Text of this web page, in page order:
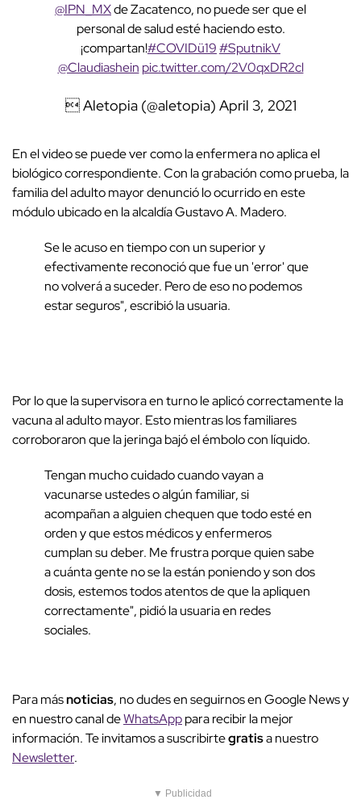
@IPN_MXde Zacatenco, no puede ser que el
personal de salud esté haciendo esto.
¡compartan!#COVIDü19#SputnikV
@Claudiashein pic.twitter.com/2V0qxDR2cl
 Aletopia (@aletopia) April 3, 2021
En el video se puede ver como la enfermera no aplica el
biológico correspondiente. Con la grabación como prueba, la
familia del adulto mayor denunció lo ocurrido en este
módulo ubicado en la alcaldía Gustavo A. Madero.
Se le acuso en tiempo con un superior y
efectivamente reconoció que fue un 'error' que
no volverá a suceder. Pero de eso no podemos
estar seguros", escribió la usuaria.
Por lo que la supervisora en turno le aplicó correctamente la
vacuna al adulto mayor. Esto mientras los familiares
corroboraron que la jeringa bajó el émbolo con líquido.
Tengan mucho cuidado cuando vayan a
vacunarse ustedes o algún familiar, si
acompañan a alguien chequen que todo esté en
orden y que estos médicos y enfermeros
cumplan su deber. Me frustra porque quien sabe
a cuánta gente no se la están poniendo y son dos
dosis, estemos todos atentos de que la apliquen
correctamente", pidió la usuaria en redes
sociales.
Para másnoticias, no dudes en seguirnos en Google News y
en nuestro canal deWhatsApppara recibir la mejor
información. Te invitamos a suscribirtegratisa nuestro
Newsletter.
▼ Publicidad